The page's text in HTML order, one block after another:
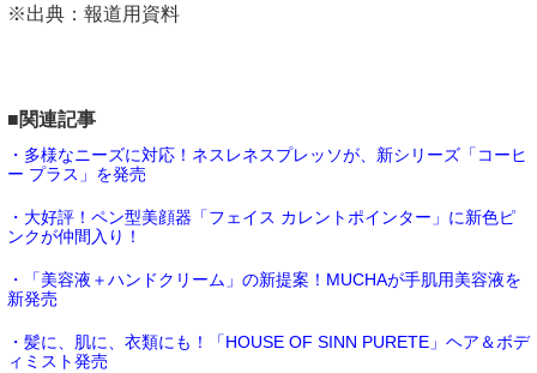
※出典：報道用資料
■関連記事
・多様なニーズに対応！ネスレネスプレッソが、新シリーズ「コーヒ
ー プラス」を発売
・大好評！ペン型美顔器「フェイス カレントポインター」に新色ピ
ンクが仲間入り！
・「美容液＋ハンドクリーム」の新提案！MUCHAが手肌用美容液を
新発売
・髪に、肌に、衣類にも！「HOUSE OF SINN PURETE」ヘア＆ボデ
ィミスト発売